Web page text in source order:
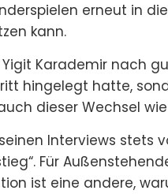
erneut in
kann.
Karademir nach
hingelegt hatte,
dieser Wechsel
Interviews stets
Für
ist eine andere,